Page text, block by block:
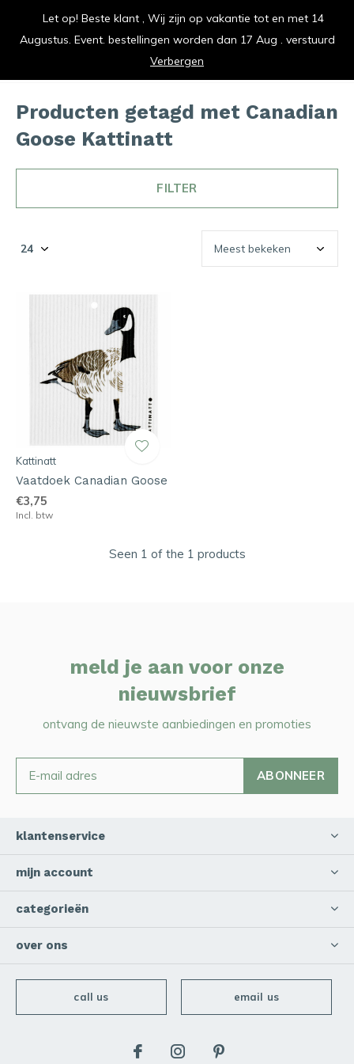
vrolijk je keuken op
Producten getagd met Canadian
Goose Kattinatt
FILTER
Kattinatt
Vaatdoek Canadian Goose
€3,75
Incl. btw
Seen 1 of the 1 products
meld je aan voor onze
nieuwsbrief
ontvang de nieuwste aanbiedingen en promoties
ABONNEER
klantenservice
mijn account
categorieën
over ons
call us email us
Let op! Beste klant , Wij zijn op vakantie tot en met 14
Augustus. Event. bestellingen worden dan 17 Aug . verstuurd
Verbergen